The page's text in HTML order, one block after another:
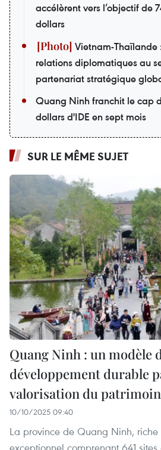
accélèrent vers l’objectif de
dollars
Vietnam-Thaïlande
relations diplomatiques au
partenariat stratégique
Quang Ninh franchit le cap
dollars d'IDE en sept mois
SUR LE MÊME SUJET
Quang Ninh : un modèle
développement durable
valorisation du
10/10/2025 09:40
La province de Quang Ninh,